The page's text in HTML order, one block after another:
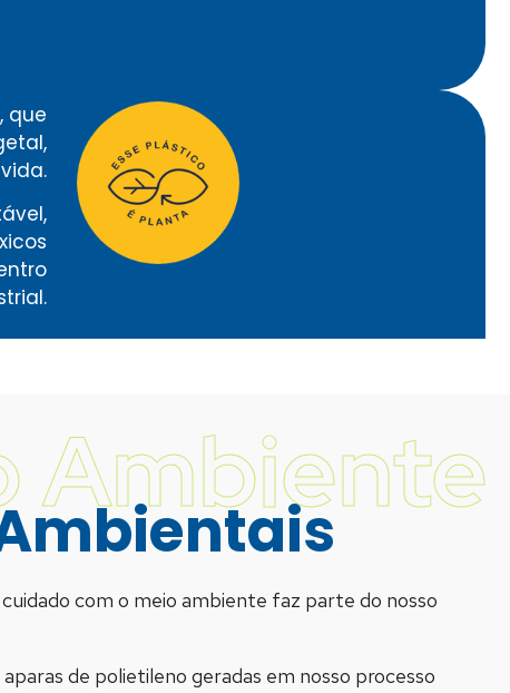
que
.
Ambiente
com o meio ambiente faz parte do nosso
de polietileno geradas em nosso processo